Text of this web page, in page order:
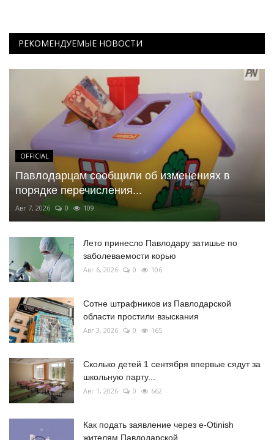
РЕКОМЕНДУЕМЫЕ НОВОСТИ
OFFICIAL
Павлодарцам сообщили об изменениях в
порядке перечисления...
Авг 7, 2026 0 109
Лето принесло Павлодару затишье по
заболеваемости корью
Авг 6, 2026 0 106
Сотне штрафников из Павлодарской
области простили взыскания
Авг 3, 2026 0 165
Сколько детей 1 сентября впервые сядут за
школьную парту...
Авг 1, 2026 0 662
Как подать заявление через e-Otinish
жителям Павлодарской...